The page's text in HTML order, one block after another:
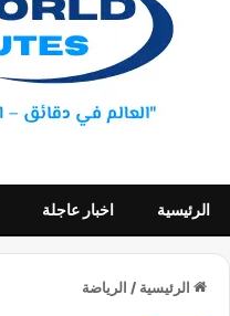
الرئيسية اخبار عاجلة
الرئيسية / الرياضة